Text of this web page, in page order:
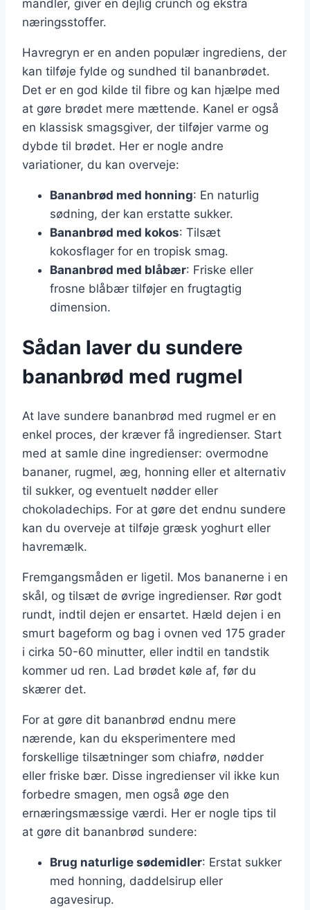
mandler, giver en dejlig crunch og ekstra
næringsstoffer.
Havregryn er en anden populær ingrediens, der
kan tilføje fylde og sundhed til bananbrødet.
Det er en god kilde til fibre og kan hjælpe med
at gøre brødet mere mættende. Kanel er også
en klassisk smagsgiver, der tilføjer varme og
dybde til brødet. Her er nogle andre
variationer, du kan overveje:
Bananbrød med honning: En naturlig
sødning, der kan erstatte sukker.
Bananbrød med kokos: Tilsæt
kokosflager for en tropisk smag.
Bananbrød med blåbær: Friske eller
frosne blåbær tilføjer en frugtagtig
dimension.
Sådan laver du sundere
bananbrød med rugmel
At lave sundere bananbrød med rugmel er en
enkel proces, der kræver få ingredienser. Start
med at samle dine ingredienser: overmodne
bananer, rugmel, æg, honning eller et alternativ
til sukker, og eventuelt nødder eller
chokoladechips. For at gøre det endnu sundere
kan du overveje at tilføje græsk yoghurt eller
havremælk.
Fremgangsmåden er ligetil. Mos bananerne i en
skål, og tilsæt de øvrige ingredienser. Rør godt
rundt, indtil dejen er ensartet. Hæld dejen i en
smurt bageform og bag i ovnen ved 175 grader
i cirka 50-60 minutter, eller indtil en tandstik
kommer ud ren. Lad brødet køle af, før du
skærer det.
For at gøre dit bananbrød endnu mere
nærende, kan du eksperimentere med
forskellige tilsætninger som chiafrø, nødder
eller friske bær. Disse ingredienser vil ikke kun
forbedre smagen, men også øge den
ernæringsmæssige værdi. Her er nogle tips til
at gøre dit bananbrød sundere:
Brug naturlige sødemidler: Erstat sukker
med honning, daddelsirup eller
agavesirup.